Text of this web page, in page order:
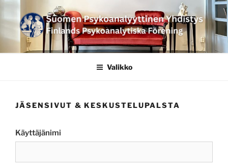
sisältöön
SUOMEN
PSYKOANALYYTTINEN
PSYKOANALYTISKA
Valikko
JÄSENSIVUT & KESKUSTELUPALSTA
Käyttäjänimi